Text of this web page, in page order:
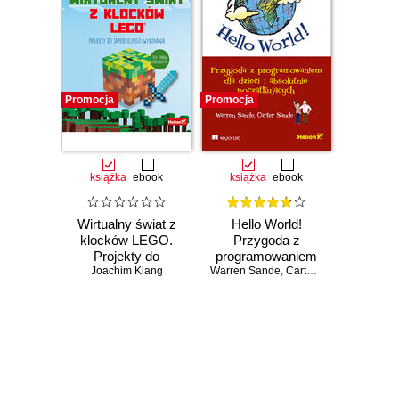
Promocja
książka ebook
Wirtualny świat z
klocków LEGO.
Projekty do
samodzielnego
Joachim Klang
Promocja
książka ebook
Hello World!
Przygoda z
programowaniem
dla dzieci i
Warren Sande, Carter Sande